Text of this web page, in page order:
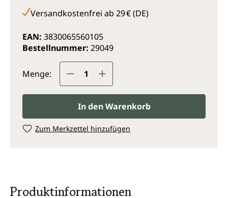
Versandkostenfrei ab 29 € (DE)
EAN: 3830065560105
Bestellnummer: 29049
Menge: Produkt Anzahl: Gib den
In den Warenkorb
Zum Merkzettel hinzufügen
Produktinformationen